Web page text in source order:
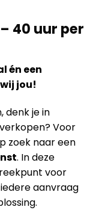
40 uur per
én een
jou!
denk je in
Voor
zoek naar een
. In deze
voor
aanvraag